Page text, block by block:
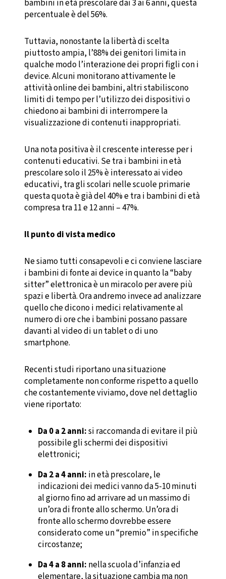
bambini in età prescolare dai 3 ai 6 anni, questa
percentuale è del 56%.
Tuttavia, nonostante la libertà di scelta
piuttosto ampia, l’88% dei genitori limita in
qualche modo l’interazione dei propri figli con i
device. Alcuni monitorano attivamente le
attività online dei bambini, altri stabiliscono
limiti di tempo per l’utilizzo dei dispositivi o
chiedono ai bambini di interrompere la
visualizzazione di contenuti inappropriati.
Una nota positiva è il crescente interesse per i
contenuti educativi. Se tra i bambini in età
prescolare solo il 25% è interessato ai video
educativi, tra gli scolari nelle scuole primarie
questa quota è già del 40% e tra i bambini di età
compresa tra 11 e 12 anni – 47%.
Il punto di vista medico
Ne siamo tutti consapevoli e ci conviene lasciare
i bambini di fonte ai device in quanto la “baby
sitter” elettronica è un miracolo per avere più
spazi e libertà. Ora andremo invece ad analizzare
quello che dicono i medici relativamente al
numero di ore che i bambini possano passare
davanti al video di un tablet o di uno
smartphone.
Recenti studi riportano una situazione
completamente non conforme rispetto a quello
che costantemente viviamo, dove nel dettaglio
viene riportato:
Da 0 a 2 anni:si raccomanda di evitare il più
possibile gli schermi dei dispositivi
elettronici;
Da 2 a 4 anni: in età prescolare, le
indicazioni dei medici vanno da 5-10 minuti
al giorno fino ad arrivare ad un massimo di
un’ora di fronte allo schermo. Un’ora di
fronte allo schermo dovrebbe essere
considerato come un “premio” in specifiche
circostanze;
Da 4 a 8 anni: nella scuola d’infanzia ed
elementare, la situazione cambia ma non